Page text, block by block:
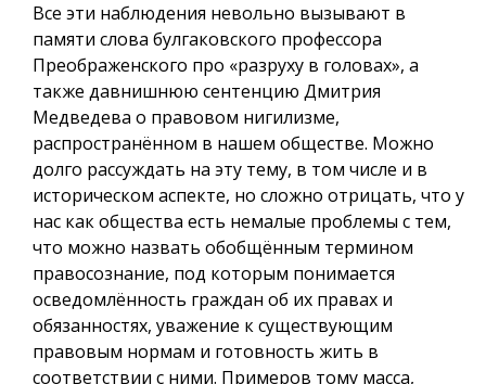
Все эти наблюдения невольно вызывают в
памяти слова булгаковского профессора
Преображенского про «разруху в головах», а
также давнишнюю сентенцию Дмитрия
Медведева о правовом нигилизме,
распространённом в нашем обществе. Можно
долго рассуждать на эту тему, в том числе и в
историческом аспекте, но сложно отрицать, что у
нас как общества есть немалые проблемы с тем,
что можно назвать обобщённым термином
правосознание, под которым понимается
осведомлённость граждан об их правах и
обязанностях, уважение к существующим
правовым нормам и готовность жить в
соответствии с ними. Примеров тому масса,